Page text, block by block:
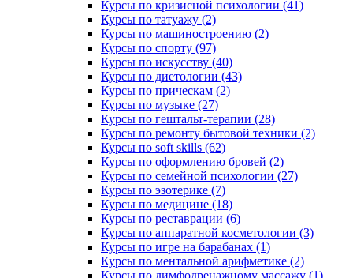
Курсы по кризисной психологии (41)
Курсы по татуажу (2)
Курсы по машиностроению (2)
Курсы по спорту (97)
Курсы по искусству (40)
Курсы по диетологии (43)
Курсы по прическам (2)
Курсы по музыке (27)
Курсы по гештальт-терапии (28)
Курсы по ремонту бытовой техники (2)
Курсы по soft skills (62)
Курсы по оформлению бровей (2)
Курсы по семейной психологии (27)
Курсы по эзотерике (7)
Курсы по медицине (18)
Курсы по реставрации (6)
Курсы по аппаратной косметологии (3)
Курсы по игре на барабанах (1)
Курсы по ментальной арифметике (2)